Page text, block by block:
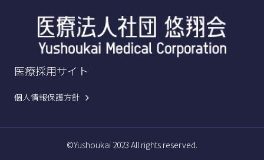
医療採用サイト
個人情報保護方針
©Yushoukai 2023 All rights reserved.